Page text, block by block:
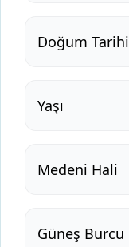
Doğum Tarihi
Yaşı
Medeni Hali
Güneş Burcu